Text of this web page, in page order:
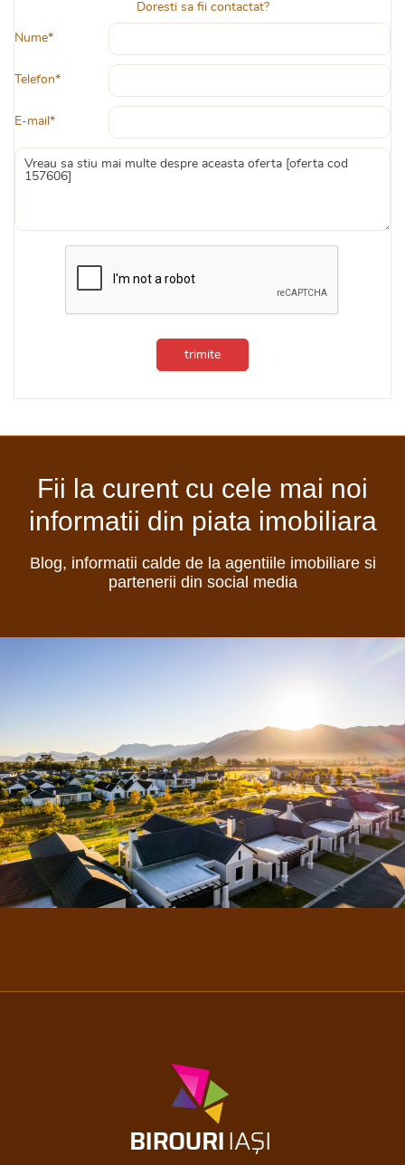
Doresti sa fii contactat?
Nume*
Telefon*
E-mail*
trimite
Fii la curent cu cele mai noi
informatii din piata imobiliara
Blog, informatii calde de la agentiile imobiliare si
partenerii din social media